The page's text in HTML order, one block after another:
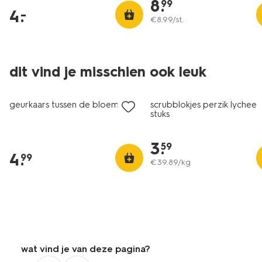
4.
– 8.
99
€8.99/st.
dit vind je misschien ook leuk
vegan
geurkaars tussen de bloemen
4.
99
2 voor 3.99
scrubblokjes perzik lychee
stuks
3.
59
€39.89/kg
wat vind je van deze pagina?